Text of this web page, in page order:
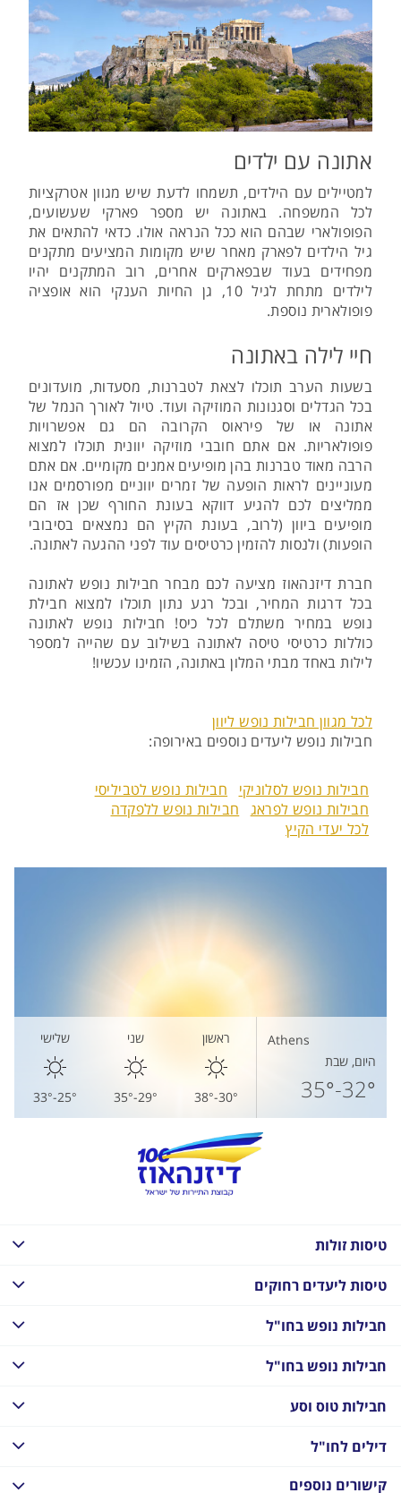
אתונה עם ילדים
למטיילים עם הילדים, תשמחו לדעת שיש מגוון אטרקציות
לכל המשפחה. באתונה יש מספר פארקי שעשועים,
הפופולארי שבהם הוא ככל הנראה אולו. כדאי להתאים את
גיל הילדים לפארק מאחר שיש מקומות המציעים מתקנים
מפחידים בעוד שבפארקים אחרים, רוב המתקנים יהיו
לילדים מתחת לגיל 10, גן החיות הענקי הוא אופציה
פופולארית נוספת.
חיי לילה באתונה
בשעות הערב תוכלו לצאת לטברנות, מסעדות, מועדונים
בכל הגדלים וסגנונות המוזיקה ועוד. טיול לאורך הנמל של
אתונה או של פיראוס הקרובה הם גם אפשרויות
פופולאריות. אם אתם חובבי מוזיקה יוונית תוכלו למצוא
הרבה מאוד טברנות בהן מופיעים אמנים מקומיים. אם אתם
מעוניינים לראות הופעה של זמרים יווניים מפורסמים אנו
ממליצים לכם להגיע דווקא בעונת החורף שכן אז הם
מופיעים ביוון (לרוב, בעונת הקיץ הם נמצאים בסיבובי
הופעות) ולנסות להזמין כרטיסים עוד לפני ההגעה לאתונה.
חברת דיזנהאוז מציעה לכם מבחר חבילות נופש לאתונה
בכל דרגות המחיר, ובכל רגע נתון תוכלו למצוא חבילת
נופש במחיר משתלם לכל כיס! חבילות נופש לאתונה
כוללות כרטיסי טיסה לאתונה בשילוב עם שהייה למספר
לילות באחד מבתי המלון באתונה, הזמינו עכשיו!
לכל מגוון חבילות נופש ליוון
חבילות נופש ליעדים נוספים באירופה:
חבילות נופש לסלוניקי
חבילות נופש לטביליסי
חבילות נופש לפראג
חבילות נופש ללפקדה
לכל יעדי הקיץ
Athens
היום, שבת
32°-35°
ראשון
30°-38°
שני
29°-35°
שלישי
25°-33°
טיסות זולות
טיסות ליעדים רחוקים
חבילות נופש בחו"ל
חבילות נופש בחו"ל
חבילות טוס וסע
דילים לחו"ל
קישורים נוספים